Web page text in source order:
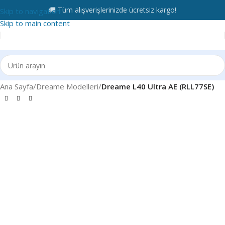
Skip to navigation
Skip to main content
🚚 Tüm alışverişlerinizde ücretsiz kargo!
Ana Sayfa Dreame Modelleri Dreame L40 Ultra AE (RLL77SE)